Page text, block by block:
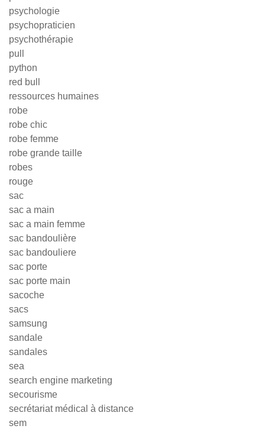
psychologie
psychopraticien
psychothérapie
pull
python
red bull
ressources humaines
robe
robe chic
robe femme
robe grande taille
robes
rouge
sac
sac a main
sac a main femme
sac bandoulière
sac bandouliere
sac porte
sac porte main
sacoche
sacs
samsung
sandale
sandales
sea
search engine marketing
secourisme
secrétariat médical à distance
sem